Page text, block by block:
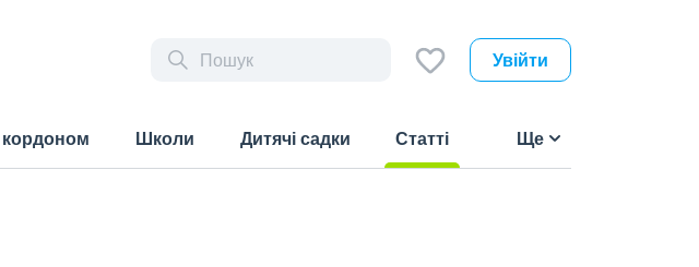
Увійти
Школи Дитячі садки
Статті
Ще